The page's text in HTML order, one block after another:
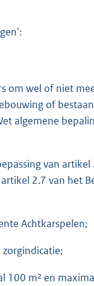
om wel of niet
of
algemene
van artikel
2.7 van het
Achtkarspelen;
m² en